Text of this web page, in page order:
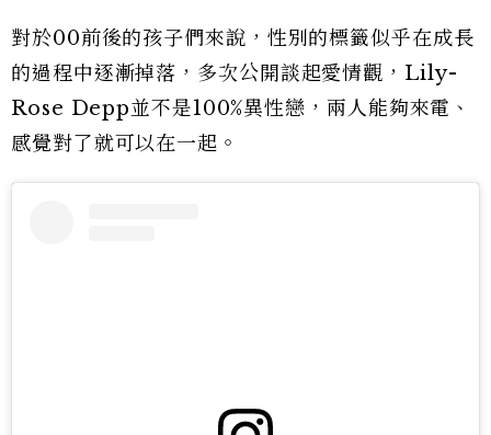
對於00前後的孩子們來說，性別的標籤似乎在成長
的過程中逐漸掉落，多次公開談起愛情觀，Lily-
Rose Depp並不是100%異性戀，兩人能夠來電、
感覺對了就可以在一起。